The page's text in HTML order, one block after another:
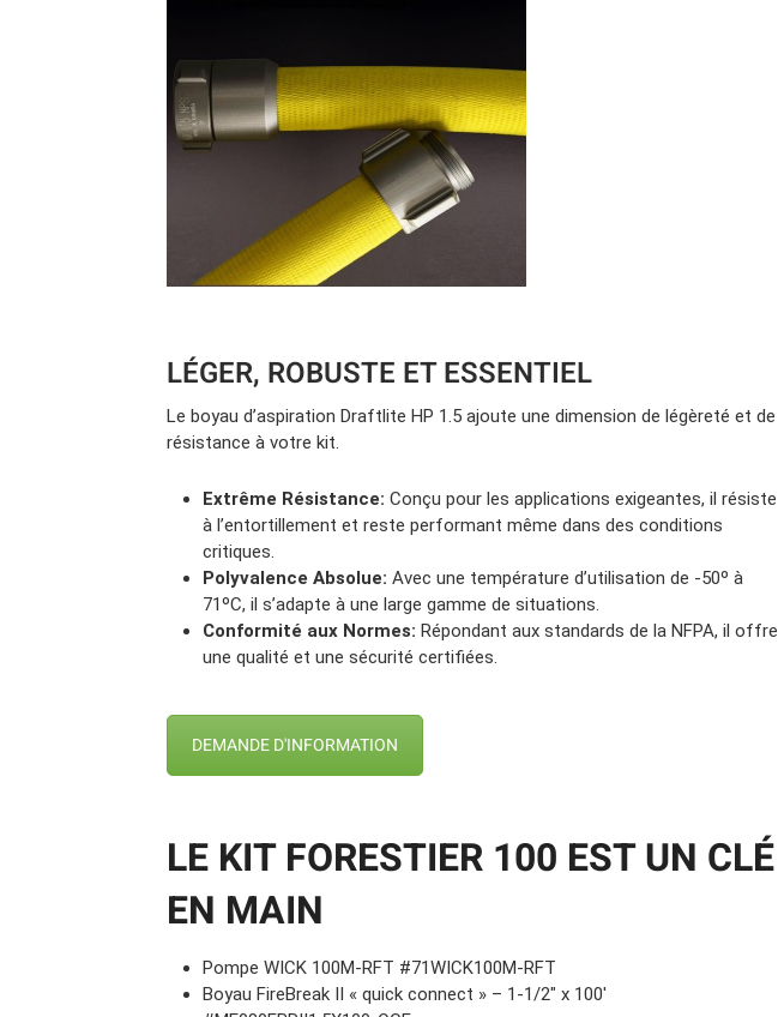
LÉGER, ROBUSTE ET ESSENTIEL
Le boyau d’aspiration Draftlite HP 1.5 ajoute une dimension de légèreté et de
résistance à votre kit.
Extrême Résistance: Conçu pour les applications exigeantes, il résiste
à l’entortillement et reste performant même dans des conditions
critiques.
Polyvalence Absolue: Avec une température d’utilisation de -50º à
71ºC, il s’adapte à une large gamme de situations.
Conformité aux Normes: Répondant aux standards de la NFPA, il offre
une qualité et une sécurité certifiées.
DEMANDE D'INFORMATION
LE KIT FORESTIER 100 EST UN CLÉ
EN MAIN
Pompe WICK 100M-RFT #71WICK100M-RFT
Boyau FireBreak II « quick connect » – 1-1/2″ x 100′